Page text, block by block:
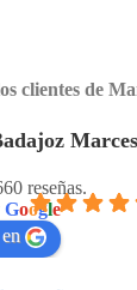
clientes de
reseñas.
Google